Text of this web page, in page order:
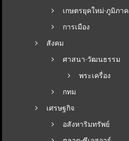
เกษตรยุคใหม่-ภูมิภาค
การเมือง
สังคม
ศาสนา-วัฒนธรรม
พระเครื่อง
กทม
เศรษฐกิจ
อสังหาริมทรัพย์